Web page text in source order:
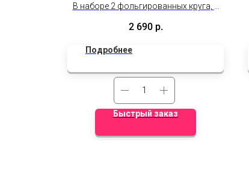
В наборе 2 фольгированных круга, 4
2 690 р.
Подробнее
Быстрый заказ